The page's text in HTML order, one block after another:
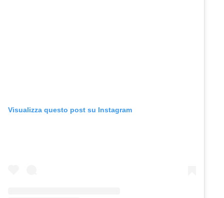
Visualizza questo post su Instagram